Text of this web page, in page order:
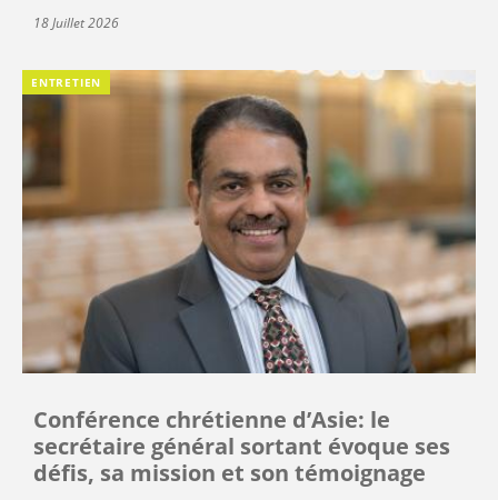
18 Juillet 2026
ENTRETIEN
Conférence chrétienne d’Asie: le
secrétaire général sortant évoque ses
défis, sa mission et son témoignage